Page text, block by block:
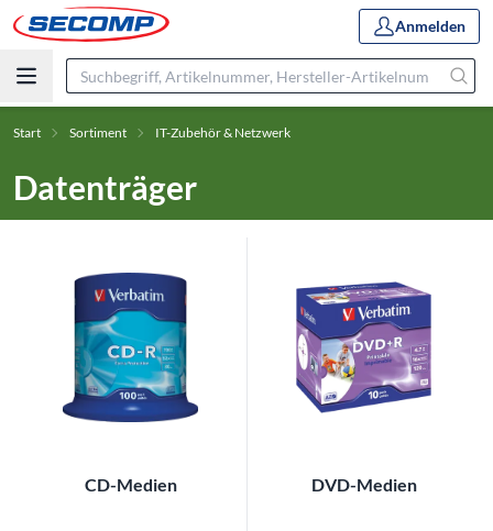
Anmelden
Start Sortiment IT-Zubehör & Netzwerk
Datenträger
CD-Medien DVD-Medien